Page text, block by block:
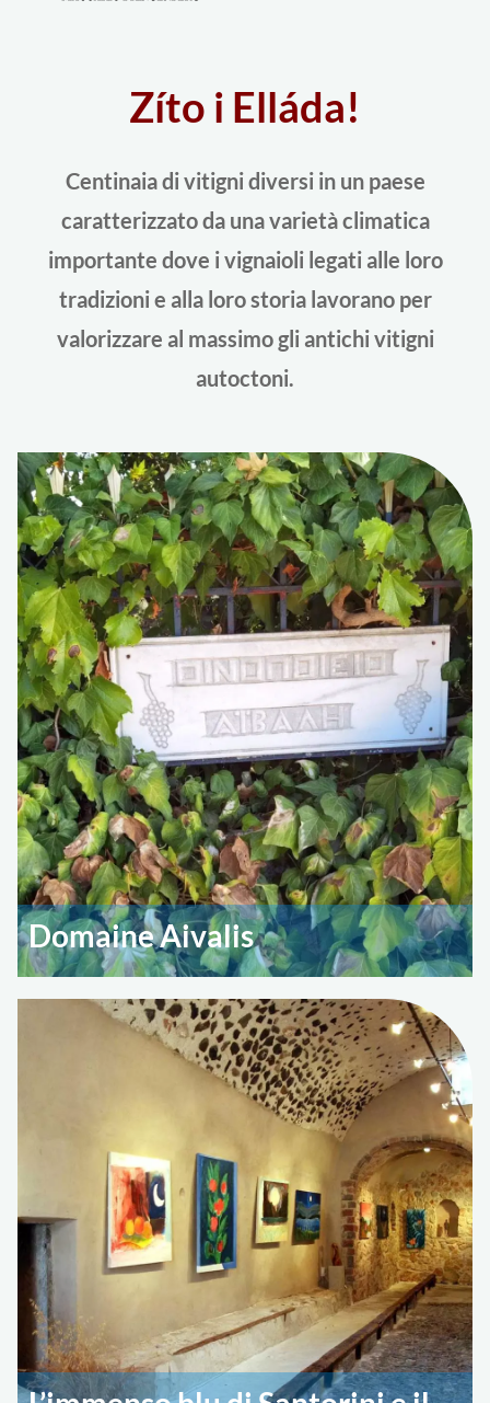
Zíto i Elláda!
Centinaia di vitigni diversi in un paese
caratterizzato da una varietà climatica
importante dove i vignaioli legati alle loro
tradizioni e alla loro storia lavorano per
valorizzare al massimo gli antichi vitigni
autoctoni.
Domaine Aivalis